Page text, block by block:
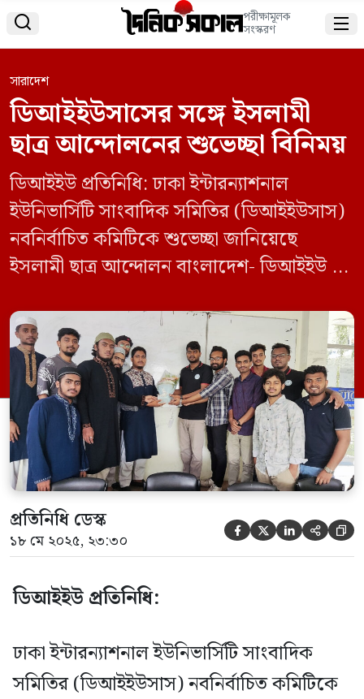
 পরীক্ষামূলক
সংস্করণ 
সারাদেশ
ডিআইইউসাসের সঙ্গে ইসলামী
ছাত্র আন্দোলনের শুভেচ্ছা বিনিময়
ডিআইইউ প্রতিনিধি: ঢাকা ইন্টারন্যাশনাল
ইউনিভার্সিটি সাংবাদিক সমিতির (ডিআইইউসাস)
নবনির্বাচিত কমিটিকে শুভেচ্ছা জানিয়েছে
ইসলামী ছাত্র আন্দোলন বাংলাদেশ- ডিআইইউ এর
বিশ্ববিদ্যালয়ের পুরাতন ক্যাম্পাসে সমিতির
সদস্যদের ফুল দিয়ে শুভেচ্ছা জানান ইসলামী ছাত্র
আন্দোলনের ডিআইইউ প্রতিনিধি শামীম মাতুব্বর।
শুভেচ্ছা বিনিময়কালে ইসলামী ছাত্র আন্দোলনের
ডিআইইউ প্রতিনিধি শামীম মাতুব্বর বলেন,
“আমরা সবসময় শিক্ষার্থীদের পাশে আছি।
শিক্ষার্থীদের […]
প্রতিনিধি ডেস্ক
১৮ মে ২০২৫, ২৩:৩০     
ডিআইইউ প্রতিনিধি:
ঢাকা ইন্টারন্যাশনাল ইউনিভার্সিটি সাংবাদিক
সমিতির (ডিআইইউসাস) নবনির্বাচিত কমিটিকে